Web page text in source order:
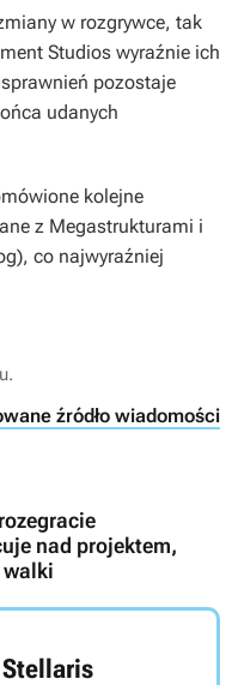
w rozgrywce, tak
Studios wyraźnie ich
pozostaje
udanych
kolejne
z Megastrukturami i
co najwyraźniej
źródło wiadomości
nad projektem,
walki
Stellaris